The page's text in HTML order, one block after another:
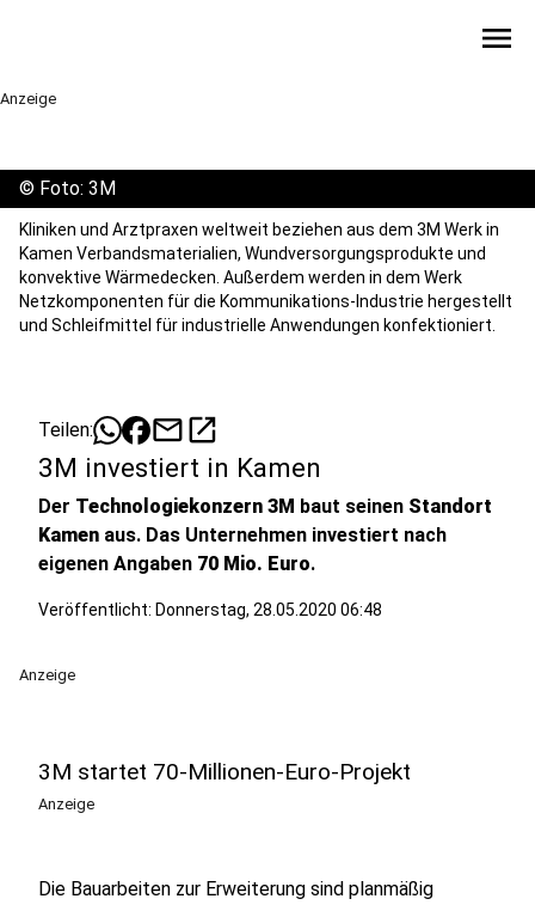
menu
Anzeige
© Foto: 3M
Kliniken und Arztpraxen weltweit beziehen aus dem 3M Werk in
Kamen Verbandsmaterialien, Wundversorgungsprodukte und
konvektive Wärmedecken. Außerdem werden in dem Werk
Netzkomponenten für die Kommunikations-Industrie hergestellt
und Schleifmittel für industrielle Anwendungen konfektioniert.
Teilen: mailopen_in_new
3M investiert in Kamen
Der Technologiekonzern 3M baut seinen Standort
Kamen aus. Das Unternehmen investiert nach
eigenen Angaben 70 Mio. Euro.
Veröffentlicht: Donnerstag, 28.05.2020 06:48
Anzeige
3M startet 70-Millionen-Euro-Projekt
Anzeige
Die Bauarbeiten zur Erweiterung sind planmäßig